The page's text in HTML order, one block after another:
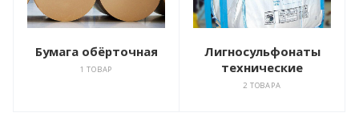
Бумага обёрточная
1 ТОВАР
Лигносульфонаты
технические
2 ТОВАРА